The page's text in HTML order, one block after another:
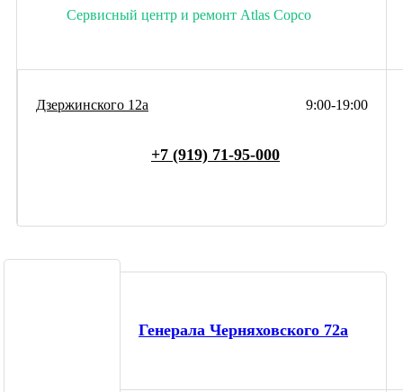
Сервисный центр и ремонт Atlas Copco
9:00-19:00
Дзержинского 12а
+7 (919) 71-95-000
Генерала Черняховского 72а